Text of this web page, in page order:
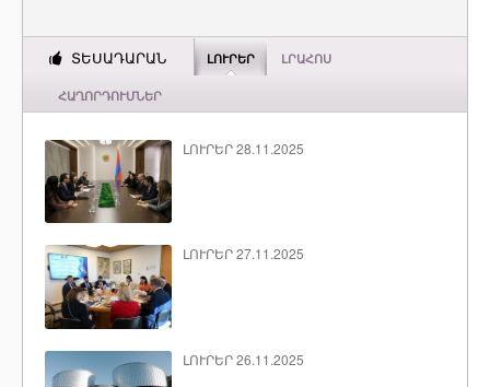
ՏԵՍԱԴԱՐԱՆ ԼՈՒՐԵՐ ԼՐԱՀՈՍ
ՀԱՂՈՐԴՈՒՄՆԵՐ
ԼՈՒՐԵՐ 28.11.2025
ԼՈՒՐԵՐ 27.11.2025
ԼՈՒՐԵՐ 26.11.2025